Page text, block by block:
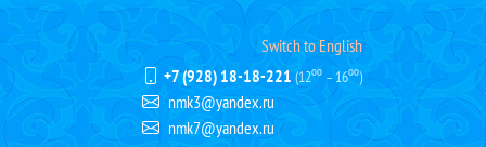
Switch to English
+7 (928) 18-18-221 (12⁰⁰ – 16⁰⁰)
nmk3@yandex.ru
nmk7@yandex.ru